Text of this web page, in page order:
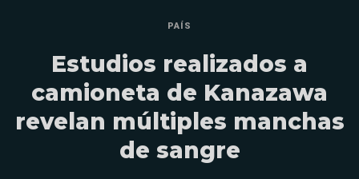
PAÍS
Estudios realizados a
camioneta de Kanazawa
revelan múltiples manchas
de sangre